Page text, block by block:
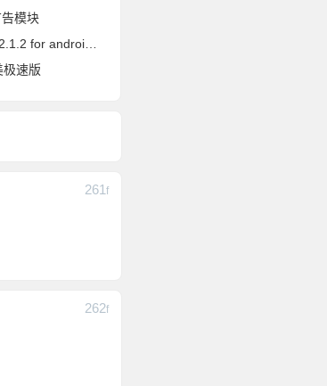
模块
解锁订阅版
速版
261 F
262F